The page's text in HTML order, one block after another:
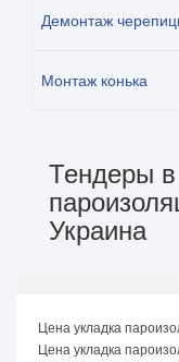
Демонтаж
Монтаж конька
Тендеры в
Украина
Цена укладка
Цена укладка